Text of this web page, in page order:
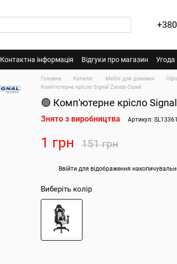
Контактна інформація Відгуки про магазин
Угода
Головна Каталог Меблі для домівки
Комп'ютерне крісло Signal Zanda Сірий
🟢 Комп'ютерне крісло
Знято з виробництва Артикул: SL13361
1 грн 151 грн
Ввійти для відображення
Виберіть колір